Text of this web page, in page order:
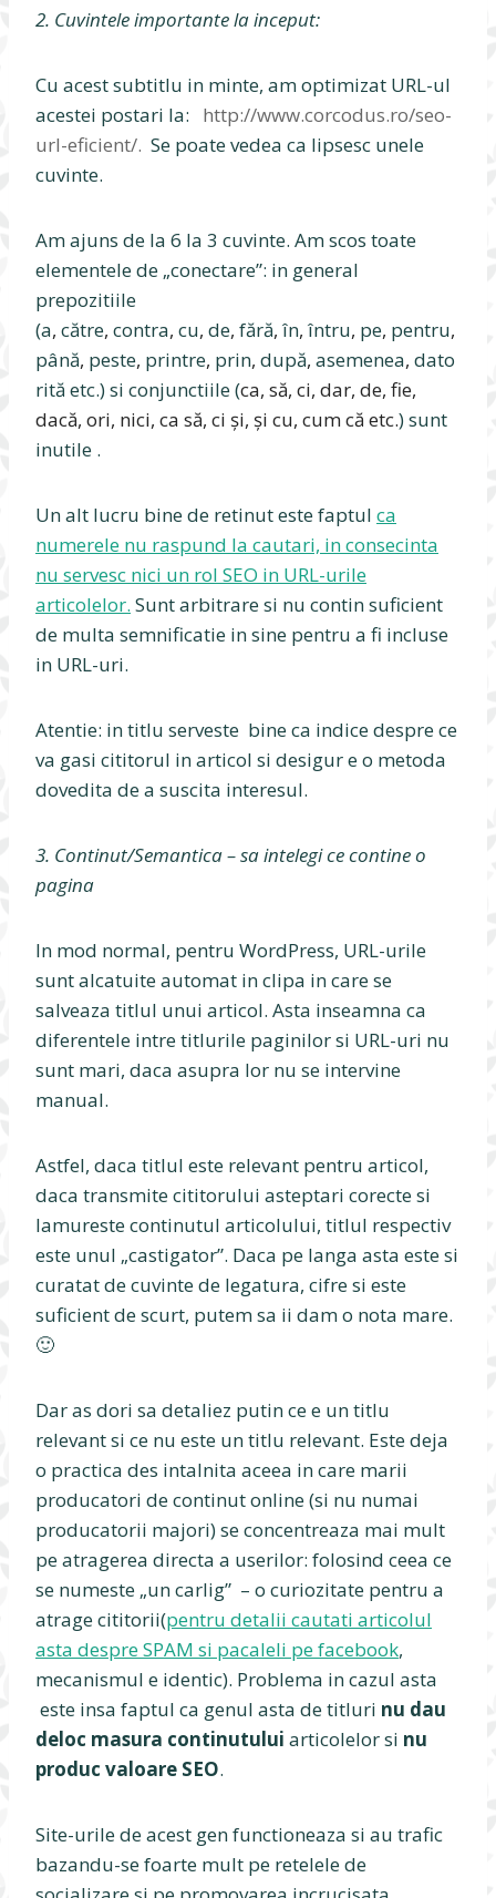
2. Cuvintele importante la inceput:
Cu acest subtitlu in minte, am optimizat URL-ul
acestei postari la: http://www.corcodus.ro/seo-
url-eficient/. Se poate vedea ca lipsesc unele
cuvinte.
Am ajuns de la 6 la 3 cuvinte. Am scos toate
elementele de „conectare”: in general
prepozitiile
(a, către, contra, cu, de, fără, în, întru, pe, pentru,
până, peste, printre, prin, după, asemenea, dato
rită etc.) si conjunctiile (ca, să, ci, dar, de, fie,
dacă, ori, nici, ca să, ci și, și cu, cum că etc.) sunt
inutile .
Un alt lucru bine de retinut este faptul ca
numerele nu raspund la cautari, in consecinta
nu servesc nici un rol SEO in URL-urile
articolelor. Sunt arbitrare si nu contin suficient
de multa semnificatie in sine pentru a fi incluse
in URL-uri.
Atentie: in titlu serveste bine ca indice despre ce
va gasi cititorul in articol si desigur e o metoda
dovedita de a suscita interesul.
3. Continut/Semantica – sa intelegi ce contine o
pagina
In mod normal, pentru WordPress, URL-urile
sunt alcatuite automat in clipa in care se
salveaza titlul unui articol. Asta inseamna ca
diferentele intre titlurile paginilor si URL-uri nu
sunt mari, daca asupra lor nu se intervine
manual.
Astfel, daca titlul este relevant pentru articol,
daca transmite cititorului asteptari corecte si
lamureste continutul articolului, titlul respectiv
este unul „castigator”. Daca pe langa asta este si
curatat de cuvinte de legatura, cifre si este
suficient de scurt, putem sa ii dam o nota mare.
🙂
Dar as dori sa detaliez putin ce e un titlu
relevant si ce nu este un titlu relevant. Este deja
o practica des intalnita aceea in care marii
producatori de continut online (si nu numai
producatorii majori) se concentreaza mai mult
pe atragerea directa a userilor: folosind ceea ce
se numeste „un carlig” – o curiozitate pentru a
atrage cititorii(pentru detalii cautati articolul
asta despre SPAM si pacaleli pe facebook,
mecanismul e identic). Problema in cazul asta
este insa faptul ca genul asta de titluri nu dau
deloc masura continutului articolelor si nu
produc valoare SEO.
Site-urile de acest gen functioneaza si au trafic
bazandu-se foarte mult pe retelele de